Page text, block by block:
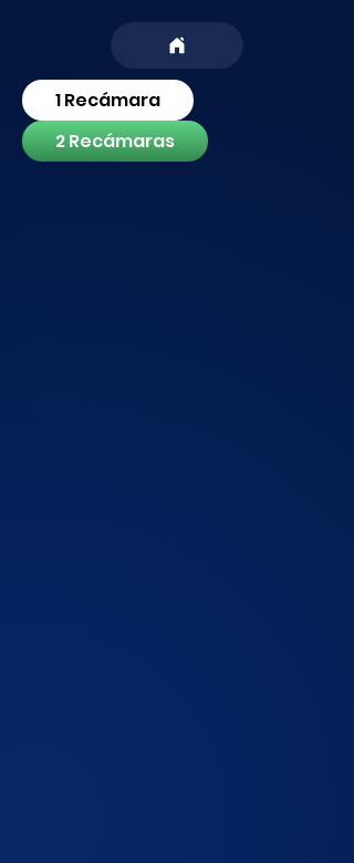
1 Recámara
2 Recámaras